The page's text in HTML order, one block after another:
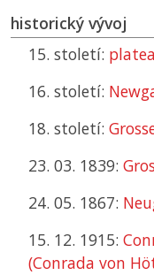
historický vývoj
15. století:
16. století:
18. století:
23. 03. 1839:
24. 05. 1867:
15. 12. 1915:
(Conrada von